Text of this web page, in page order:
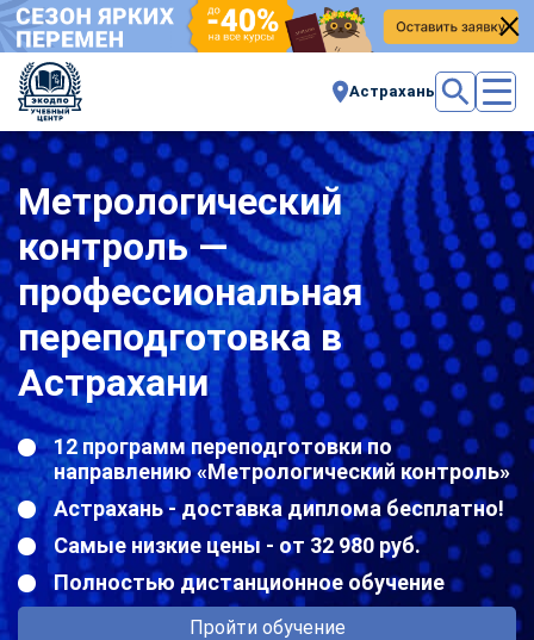
Астрахань
Метрологический
контроль —
профессиональная
переподготовка в
Астрахани
12 программ переподготовки по
направлению «Метрологический контроль»
Астрахань - доставка диплома бесплатно!
Самые низкие цены - от 32 980 руб.
Полностью дистанционное обучение
Пройти обучение